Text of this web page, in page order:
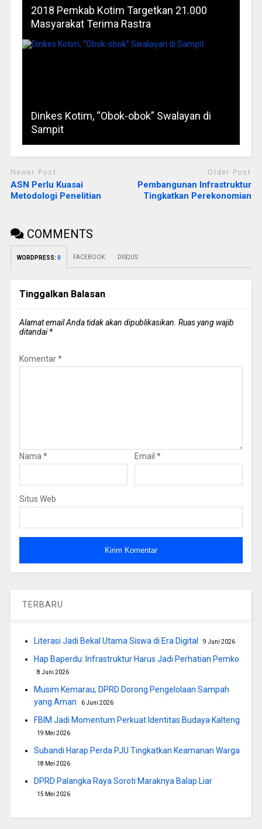
2018 Pemkab Kotim Targetkan 21.000
Masyarakat Terima Rastra
Dinkes Kotim, “Obok-obok” Swalayan di
Sampit
Newer Post
ASN Perlu Kuasai
Metodologi Penelitian
Older Post
Pembangunan Infrastruktur
Tingkatkan Perekonomian
COMMENTS
WORDPRESS: 0 FACEBOOK: DISQUS:
Tinggalkan Balasan
Alamat email Anda tidak akan dipublikasikan. Ruas yang wajib
ditandai*
Komentar*
Nama * Email *
Situs Web
TERBARU
Literasi Jadi Bekal Utama Siswa di Era Digital 9 Juni 2026
Hap Baperdu: Infrastruktur Harus Jadi Perhatian Pemko
8 Juni 2026
Musim Kemarau, DPRD Dorong Pengelolaan Sampah
yang Aman
6 Juni 2026
FBIM Jadi Momentum Perkuat Identitas Budaya Kalteng
19 Mei 2026
Subandi Harap Perda PJU Tingkatkan Keamanan Warga
18 Mei 2026
DPRD Palangka Raya Soroti Maraknya Balap Liar
15 Mei 2026